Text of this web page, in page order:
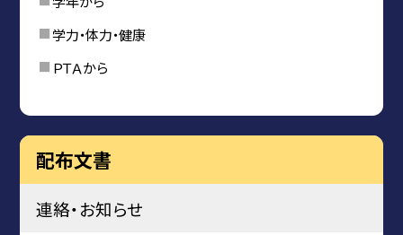
学力・体力・健康
ＰＴＡから
配布文書
連絡・お知らせ